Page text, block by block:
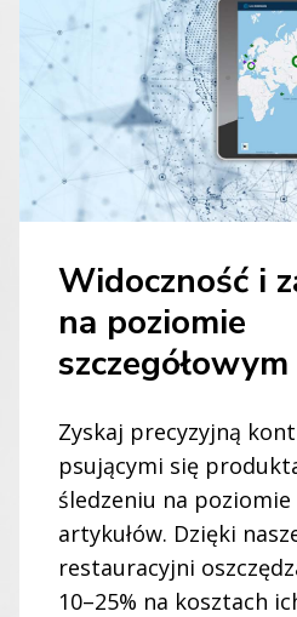
Widoczność i
na poziomie
szczegółowym
Zyskaj precyzyjną
psującymi się
śledzeniu na
artykułów. Dzięki
restauracyjni
10–25% na kosztach